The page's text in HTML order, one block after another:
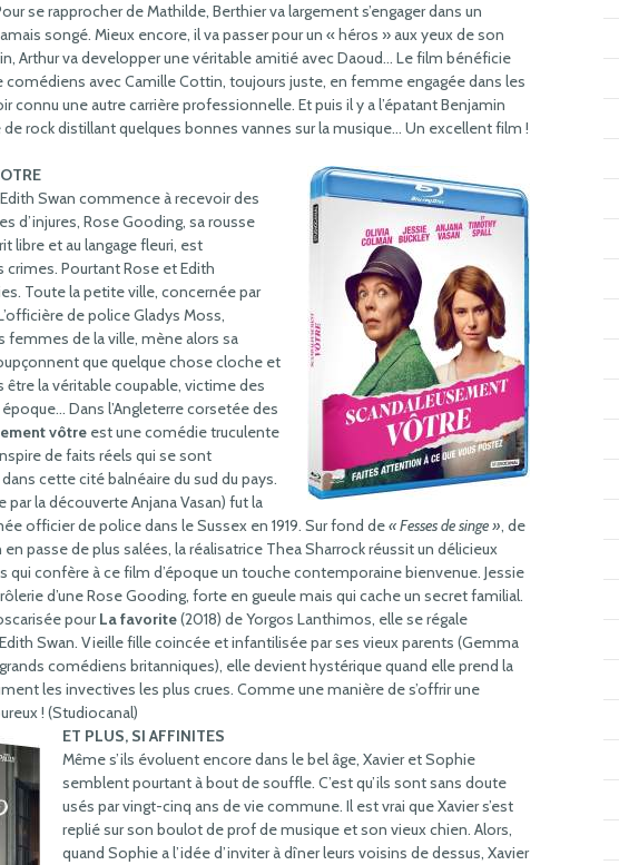
se rapprocher de Mathilde, Berthier va largement s’engager dans un
songé. Mieux encore, il va passer pour un « héros » aux yeux de son
Arthur va developper une véritable amitié avec Daoud… Le film bénéficie
comédiens avec Camille Cottin, toujours juste, en femme engagée dans les
connu une autre carrière professionnelle. Et puis il y a l’épatant Benjamin
rock distillant quelques bonnes vannes sur la musique… Un excellent film !
Swan commence à recevoir des
d’injures, Rose Gooding, sa rousse
libre et au langage fleuri, est
Pourtant Rose et Edith
Toute la petite ville, concernée par
de police Gladys Moss,
femmes de la ville, mène alors sa
que quelque chose cloche et
être la véritable coupable, victime des
Dans l’Angleterre corsetée des
vôtre est une comédie truculente
de faits réels qui se sont
cette cité balnéaire du sud du pays.
par la découverte Anjana Vasan) fut la
officier de police dans le Sussex en 1919. Sur fond de« Fesses de singe », de
en passe de plus salées, la réalisatrice Thea Sharrock réussit un délicieux
confère à ce film d’époque un touche contemporaine bienvenue. Jessie
d’une Rose Gooding, forte en gueule mais qui cache un secret familial.
pourLa favorite(2018) de Yorgos Lanthimos, elle se régale
Swan. Vieille fille coincée et infantilisée par ses vieux parents (Gemma
comédiens britanniques), elle devient hystérique quand elle prend la
les invectives les plus crues. Comme une manière de s’offrir une
! (Studiocanal)
ET PLUS, SI AFFINITES
Même s’ils évoluent encore dans le bel âge, Xavier et Sophie
semblent pourtant à bout de souffle. C’est qu’ils sont sans doute
usés par vingt-cinq ans de vie commune. Il est vrai que Xavier s’est
replié sur son boulot de prof de musique et son vieux chien. Alors,
quand Sophie a l’idée d’inviter à dîner leurs voisins de dessus, Xavier